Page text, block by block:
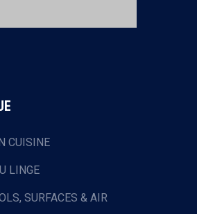
CUISINE
LINGE
SURFACES & AIR